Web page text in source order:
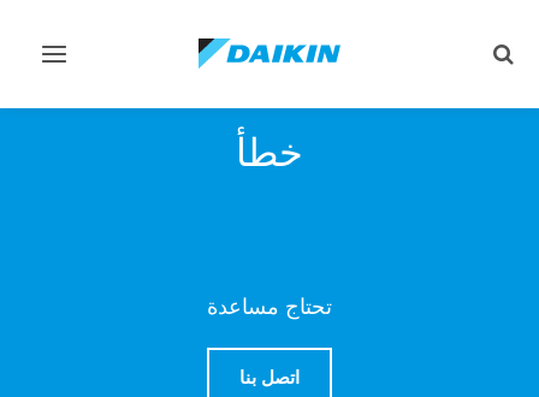
تبديل
تبديل
خطأ
تحتاج مساعدة
اتصل بنا